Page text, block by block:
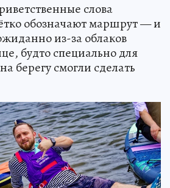
слова
обозначают маршрут — и
из-за облаков
будто специально для
берегу смогли сделать